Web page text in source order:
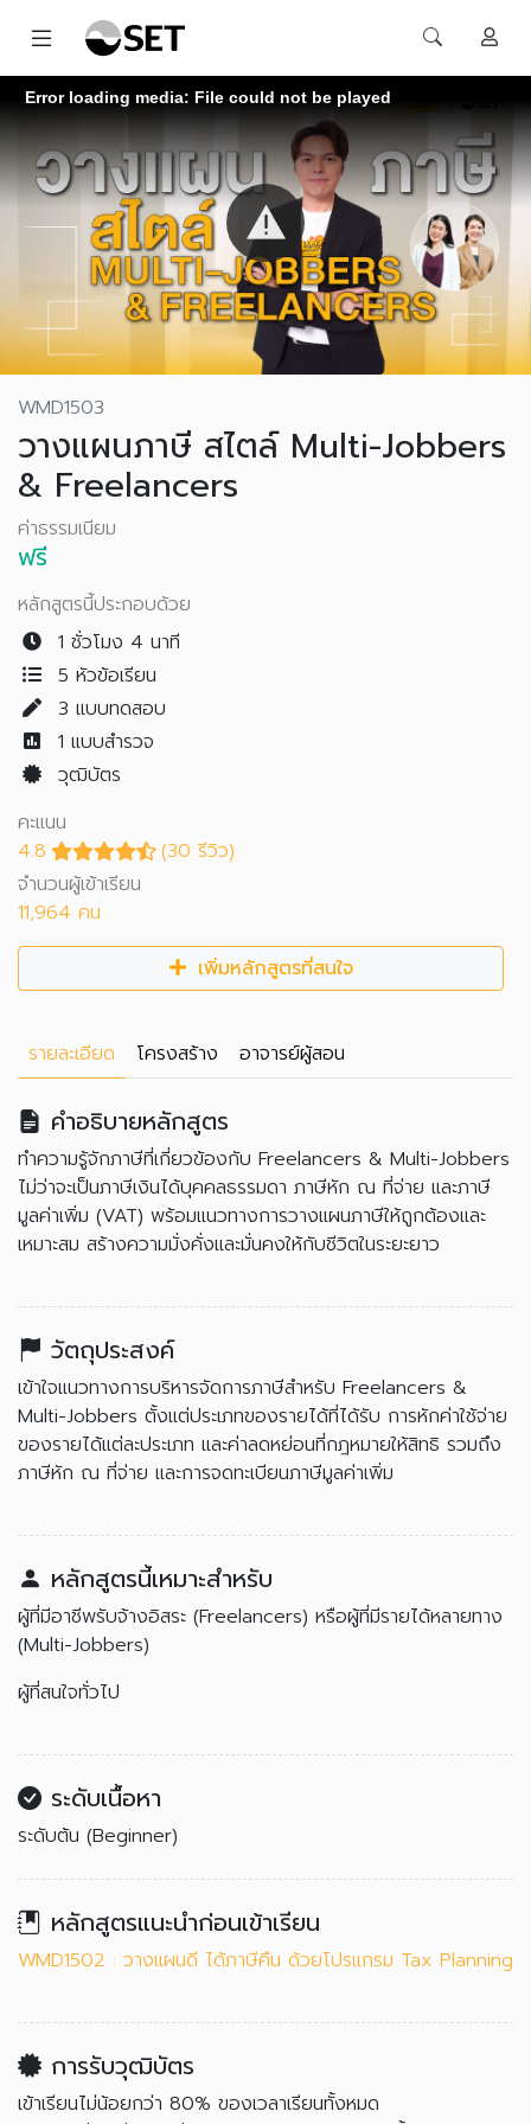
Error loading media: File could not be played
WMD1503
วางแผนภาษี สไตล์ Multi-Jobbers
& Freelancers
ค่าธรรมเนียม
ฟรี
หลักสูตรนี้ประกอบด้วย
1 ชั่วโมง 4 นาที
5 หัวข้อเรียน
3 แบบทดสอบ
1 แบบสำรวจ
วุฒิบัตร
คะแนน
4.8
(30 รีวิว)
จำนวนผู้เข้าเรียน
11,964 คน
เพิ่มหลักสูตรที่สนใจ
รายละเอียด โครงสร้าง อาจารย์ผู้สอน
คำอธิบายหลักสูตร
ทำความรู้จักภาษีที่เกี่ยวข้องกับ Freelancers & Multi-Jobbers
ไม่ว่าจะเป็นภาษีเงินได้บุคคลธรรมดา ภาษีหัก ณ ที่จ่าย และภาษี
มูลค่าเพิ่ม (VAT) พร้อมแนวทางการวางแผนภาษีให้ถูกต้องและ
เหมาะสม สร้างความมั่งคั่งและมั่นคงให้กับชีวิตในระยะยาว
วัตถุประสงค์
เข้าใจแนวทางการบริหารจัดการภาษีสำหรับ Freelancers &
Multi-Jobbers ตั้งแต่ประเภทของรายได้ที่ได้รับ การหักค่าใช้จ่าย
ของรายได้แต่ละประเภท และค่าลดหย่อนที่กฎหมายให้สิทธิ รวมถึง
ภาษีหัก ณ ที่จ่าย และการจดทะเบียนภาษีมูลค่าเพิ่ม
หลักสูตรนี้เหมาะสำหรับ
ผู้ที่มีอาชีพรับจ้างอิสระ (Freelancers) หรือผู้ที่มีรายได้หลายทาง
(Multi-Jobbers)
ผู้ที่สนใจทั่วไป
ระดับเนื้อหา
ระดับต้น (Beginner)
หลักสูตรแนะนำก่อนเข้าเรียน
WMD1502 : วางแผนดี ได้ภาษีคืน ด้วยโปรแกรม Tax Planning
การรับวุฒิบัตร
เข้าเรียนไม่น้อยกว่า 80% ของเวลาเรียนทั้งหมด